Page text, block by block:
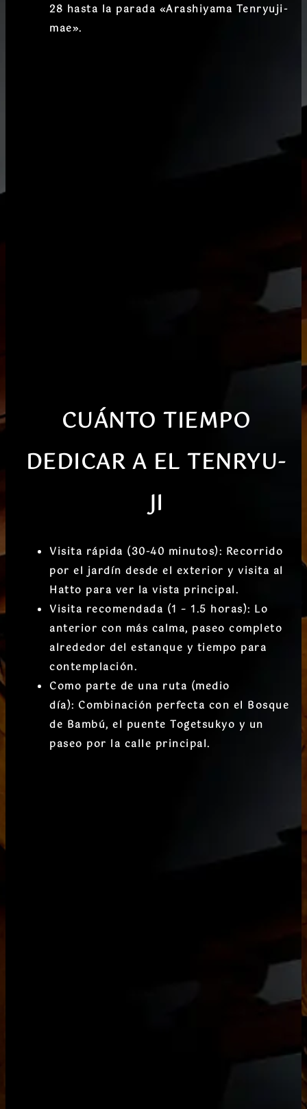
28 hasta la parada «Arashiyama Tenryuji-
mae».
CUÁNTO TIEMPO
DEDICAR A EL TENRYU-
JI
Visita rápida (30-40 minutos): Recorrido
por el jardín desde el exterior y visita al
Hatto para ver la vista principal.
Visita recomendada (1 – 1.5 horas): Lo
anterior con más calma, paseo completo
alrededor del estanque y tiempo para
contemplación.
Como parte de una ruta (medio
día): Combinación perfecta con el Bosque
de Bambú, el puente Togetsukyo y un
paseo por la calle principal.